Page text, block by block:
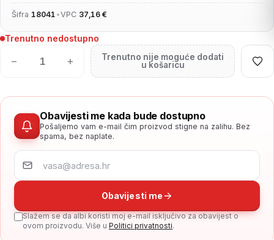
Šifra 18041 •VPC 37,16 €
Trenutno nedostupno
− +
Trenutno nije moguće dodati
u košaricu
Obavijesti me kada bude dostupno
Pošaljemo vam e-mail čim proizvod stigne na zalihu. Bez
spama, bez naplate.
Obavijesti me
Slažem se da albi koristi moj e-mail isključivo za obavijest o
ovom proizvodu. Više u Politici privatnosti.